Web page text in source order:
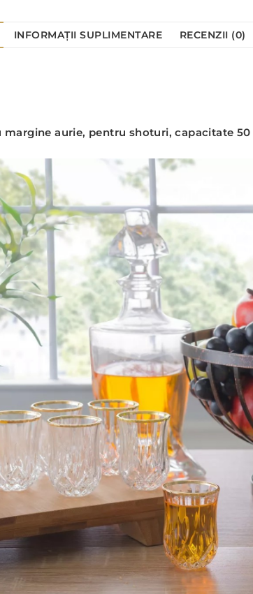
INFORMAȚII SUPLIMENTARE RECENZII (0)
margine aurie, pentru shoturi, capacitate